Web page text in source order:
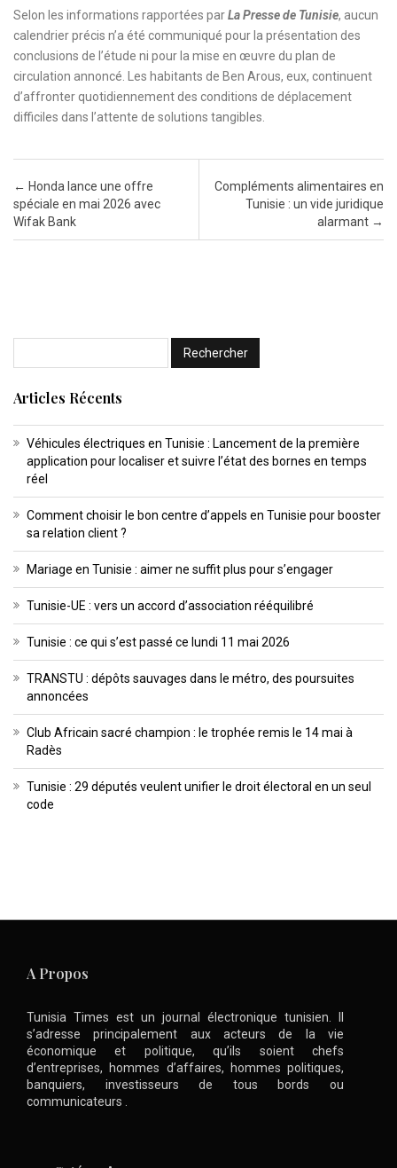
Selon les informations rapportées parLa Presse de Tunisie, aucun
calendrier précis n’a été communiqué pour la présentation des
conclusions de l’étude ni pour la mise en œuvre du plan de
circulation annoncé. Les habitants de Ben Arous, eux, continuent
d’affronter quotidiennement des conditions de déplacement
difficiles dans l’attente de solutions tangibles.
Post navigation
← Honda lance une offre
spéciale en mai 2026 avec
Wifak Bank
Compléments alimentaires en
Tunisie : un vide juridique
alarmant →
Articles Récents
Véhicules électriques en Tunisie : Lancement de la première
application pour localiser et suivre l’état des bornes en temps
réel
Comment choisir le bon centre d’appels en Tunisie pour booster
sa relation client ?
Mariage en Tunisie : aimer ne suffit plus pour s’engager
Tunisie-UE : vers un accord d’association rééquilibré
Tunisie : ce qui s’est passé ce lundi 11 mai 2026
TRANSTU : dépôts sauvages dans le métro, des poursuites
annoncées
Club Africain sacré champion : le trophée remis le 14 mai à
Radès
Tunisie : 29 députés veulent unifier le droit électoral en un seul
code
A Propos
Tunisia Times est un journal électronique tunisien. Il
s’adresse principalement aux acteurs de la vie
économique et politique, qu’ils soient chefs
d’entreprises, hommes d’affaires, hommes politiques,
banquiers, investisseurs de tous bords ou
communicateurs .